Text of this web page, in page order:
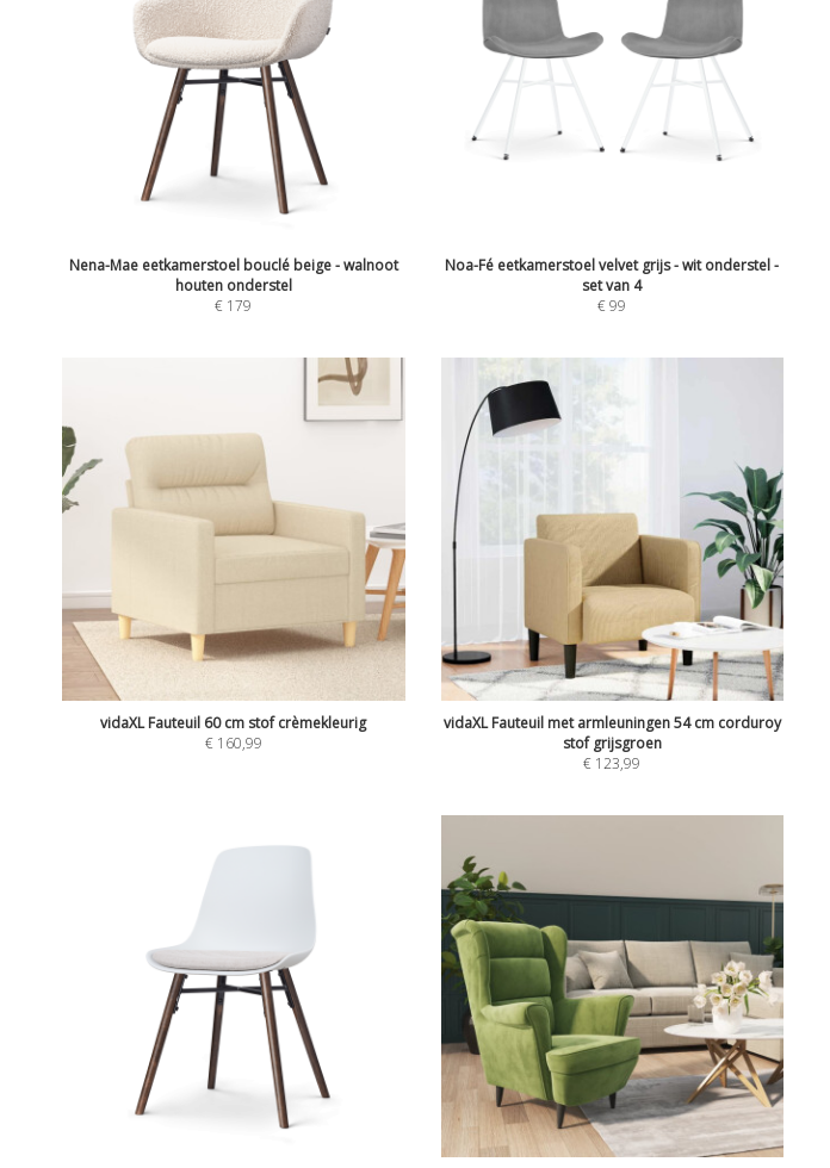
Nena-Mae eetkamerstoel bouclé beige - walnoot
houten onderstel
€ 179
Noa-Fé eetkamerstoel velvet grijs - wit onderstel -
set van 4
€99
vidaXL Fauteuil 60 cm stof crèmekleurig
€ 160,99
vidaXL Fauteuil met armleuningen 54 cm corduroy
stof grijsgroen
€ 123,99